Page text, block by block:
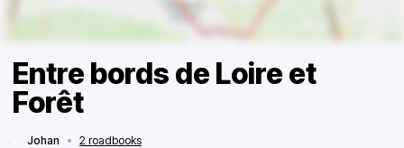
Entre bords de Loire et
Forêt
Johan • 2 roadbooks